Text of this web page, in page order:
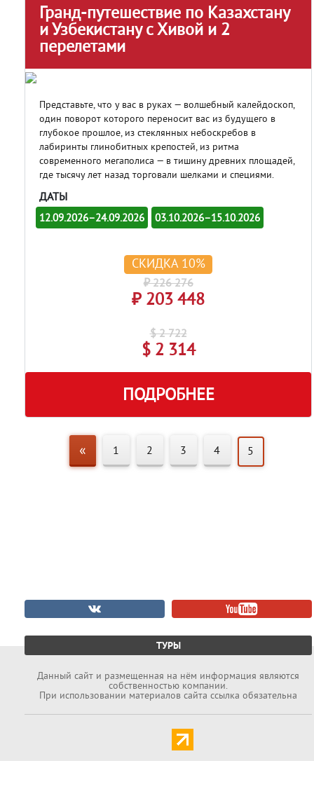
Гранд-путешествие по Казахстану
и Узбекистану с Хивой и 2
перелетами
Представьте, что у вас в руках — волшебный калейдоскоп,
один поворот которого переносит вас из будущего в
глубокое прошлое, из стеклянных небоскребов в
лабиринты глинобитных крепостей, из ритма
современного мегаполиса — в тишину древних площадей,
где тысячу лет назад торговали шелками и специями.
ДАТЫ
12.09.2026–24.09.2026 03.10.2026–15.10.2026
СКИДКА 10%
₽ 226 276
₽ 203 448
$ 2 722
$ 2 314
ПОДРОБНЕЕ
« 1 2 3 4 5
ТУРЫ
Данный cайт и размещенная на нём информация являются
собственностью компании.
При использовании материалов сайта ссылка обязательна